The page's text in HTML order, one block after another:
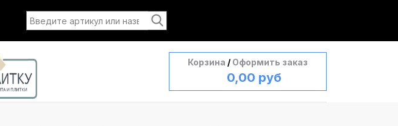
Корзина / Оформить заказ
0,00 руб